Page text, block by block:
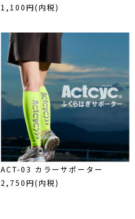
1,100円(内税)
ACT-03 カラーサポーター
2,750円(内税)